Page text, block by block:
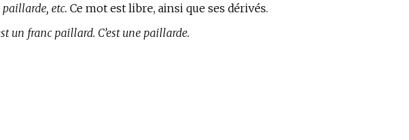
etc. Ce mot est libre, ainsi que ses dérivés.
un franc paillard. C’est une paillarde.